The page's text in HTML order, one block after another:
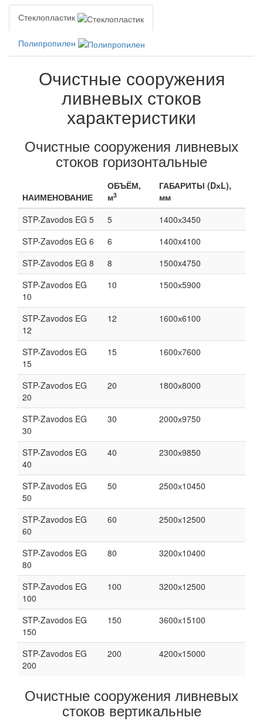
Стеклопластик
Полипропилен
Очистные сооружения
ливневых стоков
характеристики
Очистные сооружения ливневых
стоков горизонтальные
НАИМЕНОВАНИЕ
ОБЪЁМ,
м3
ГАБАРИТЫ (DхL),
мм
STP-Zavodos EG 5
5
1400х3450
STP-Zavodos EG 6
6
1400x4100
STP-Zavodos EG 8
8
1500x4750
STP-Zavodos EG
10
10 1500х5900
STP-Zavodos EG
12
12 1600х6100
STP-Zavodos EG
15
15 1600х7600
STP-Zavodos EG
20
20 1800х8000
STP-Zavodos EG
30
30 2000х9750
STP-Zavodos EG
40
40 2300х9850
STP-Zavodos EG
50
50 2500х10450
STP-Zavodos EG
60
60 2500х12500
STP-Zavodos EG
80
80 3200х10400
STP-Zavodos EG
100
100 3200х12500
STP-Zavodos EG
150
150 3600х15100
STP-Zavodos EG
200
200 4200х15000
Очистные сооружения ливневых
стоков вертикальные